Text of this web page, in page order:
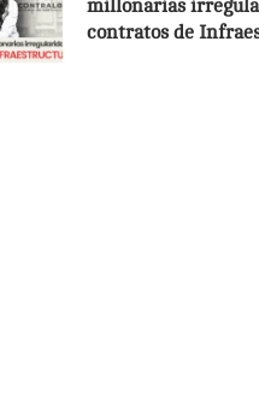
millonarias
contratos de